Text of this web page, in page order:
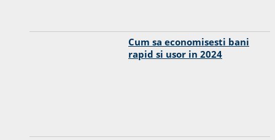
Cum sa economisesti bani
rapid si usor in 2024